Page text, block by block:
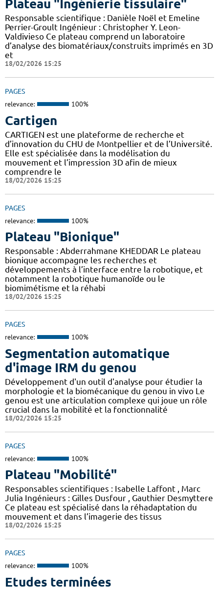
Plateau "Ingénierie tissulaire"
Responsable scientifique : Danièle Noël et Emeline
Perrier-Groult Ingénieur : Christopher Y. Leon-
Valdivieso Ce plateau comprend un laboratoire
d’analyse des biomatériaux/construits imprimés en 3D
et
18/02/2026 15:25
PAGES
relevance: 100%
Cartigen
CARTIGEN est une plateforme de recherche et
d’innovation du CHU de Montpellier et de l’Université.
Elle est spécialisée dans la modélisation du
mouvement et l’impression 3D afin de mieux
comprendre le
18/02/2026 15:25
PAGES
relevance: 100%
Plateau "Bionique"
Responsable : Abderrahmane KHEDDAR Le plateau
bionique accompagne les recherches et
développements à l’interface entre la robotique, et
notamment la robotique humanoïde ou le
biomimétisme et la réhabi
18/02/2026 15:25
PAGES
relevance: 100%
Segmentation automatique
d'image IRM du genou
Développement d'un outil d'analyse pour étudier la
morphologie et la biomécanique du genou in vivo Le
genou est une articulation complexe qui joue un rôle
crucial dans la mobilité et la fonctionnalité
18/02/2026 15:25
PAGES
relevance: 100%
Plateau "Mobilité"
Responsables scientifiques : Isabelle Laffont , Marc
Julia Ingénieurs : Gilles Dusfour , Gauthier Desmyttere
Ce plateau est spécialisé dans la réhadaptation du
mouvement et dans l’imagerie des tissus
18/02/2026 15:25
PAGES
relevance: 100%
Etudes terminées